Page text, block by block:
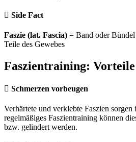
Side Fact
Faszie (lat. Fascia) = Band oder
Teile des Gewebes
Faszientraining:
Schmerzen vorbeugen
Verhärtete und verklebte Faszien
regelmäßiges Faszientraining können
bzw. gelindert werden.